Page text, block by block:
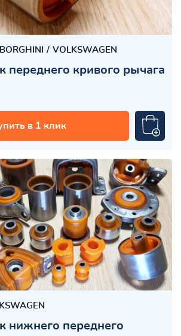
VOLKSWAGEN
переднего кривого рычага
в 1 клик
нижнего переднего